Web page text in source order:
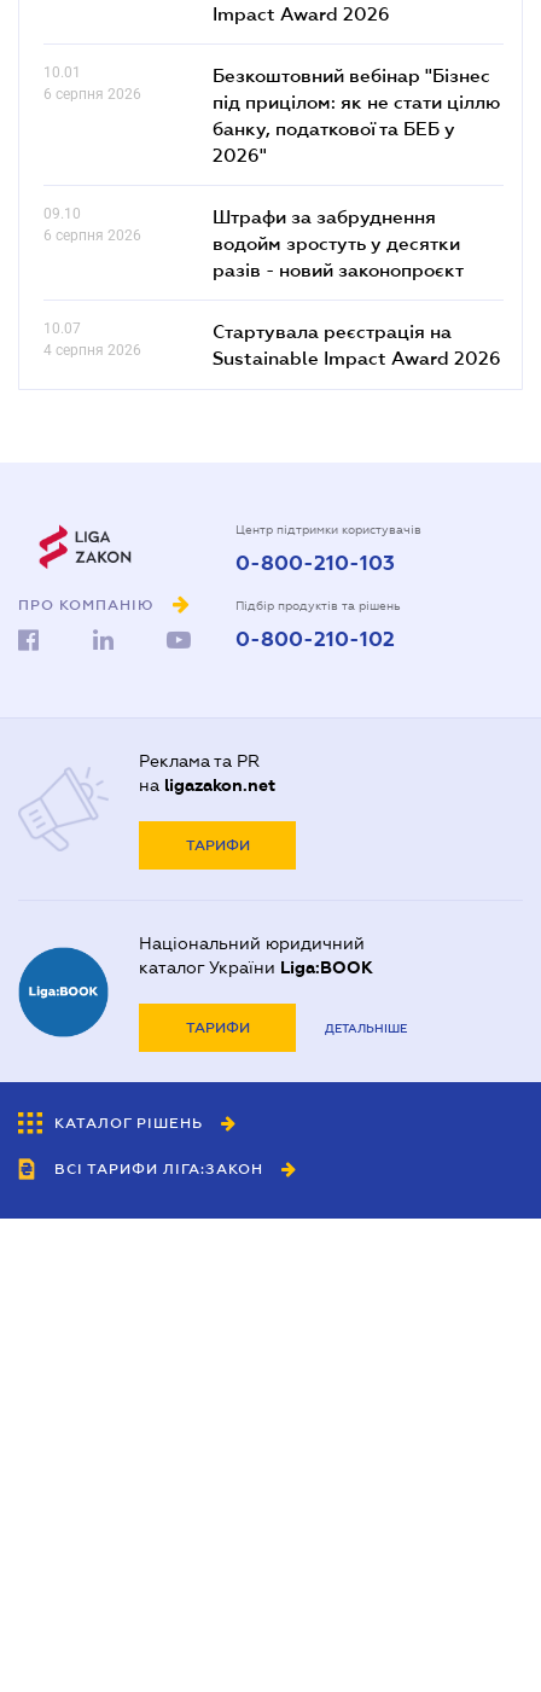
Impact Award 2026
10.01
6 серпня 2026
Безкоштовний вебінар "Бізнес
під прицілом: як не стати ціллю
банку, податкової та БЕБ у
2026"
09.10
6 серпня 2026
Штрафи за забруднення
водойм зростуть у десятки
разів - новий законопроєкт
10.07
4 серпня 2026
Стартувала реєстрація на
Sustainable Impact Award 2026
ПРО КОМПАНІЮ
Центр підтримки користувачів
0-800-210-103
Підбір продуктів та рішень
0-800-210-102
Реклама та PR
на ligazakon.net
ТАРИФИ
Національний юридичний
каталог України Liga:BOOK
ТАРИФИ ДЕТАЛЬНІШЕ
КАТАЛОГ РІШЕНЬ
ВСІ ТАРИФИ ЛІГА:ЗАКОН